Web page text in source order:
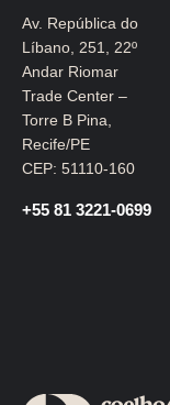
Av. República do
Líbano, 251, 22º
Andar Riomar
Trade Center –
Torre B Pina,
Recife/PE
CEP: 51110-160
+55 81 3221-0699